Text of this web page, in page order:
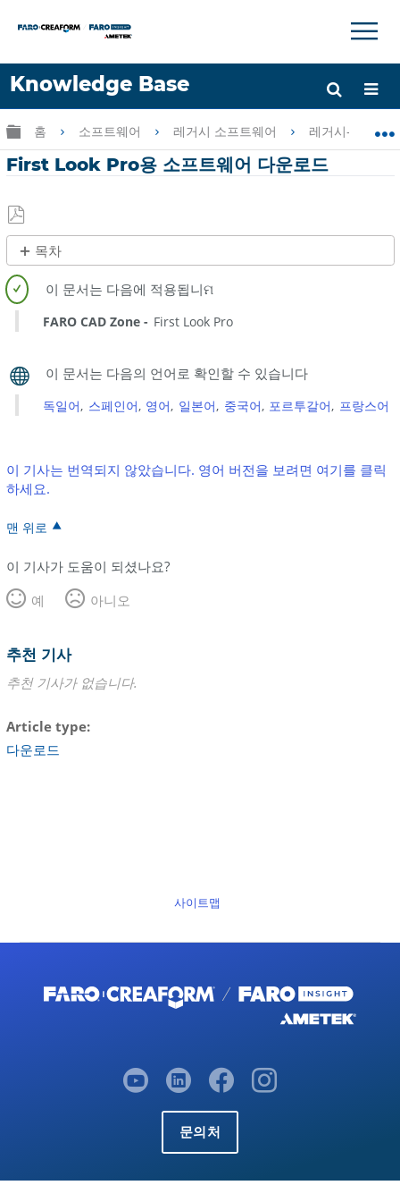
Knowledge Base
언어
도움 받기 로그인
×
글로벌 계층 확장/축소
홈 소프트웨어 레거시 소프트웨어 레거시-CAD
First Look Pro용 소프트웨어 다운로드
PDF
로
저
장
목차
제
목
없
음
FARO CAD Zone First Look Pro
독일어 스페인어 영어 일본어 중국어 포르투갈어 프랑스어
이 기사는 번역되지 않았습니다. 영어 버전을 보려면 여기를 클릭
하세요.
맨 위로
이 기사가 도움이 되셨나요?
예
아니오
추천 기사
추천 기사가 없습니다.
Article type
다운로드
사이트맵
문의처